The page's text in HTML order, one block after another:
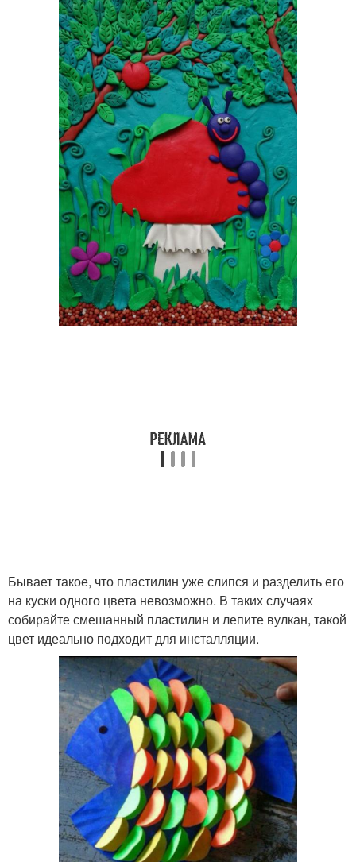
Бывает такое, что пластилин уже слипся и разделить его
на куски одного цвета невозможно. В таких случаях
собирайте смешанный пластилин и лепите вулкан, такой
цвет идеально подходит для инсталляции.